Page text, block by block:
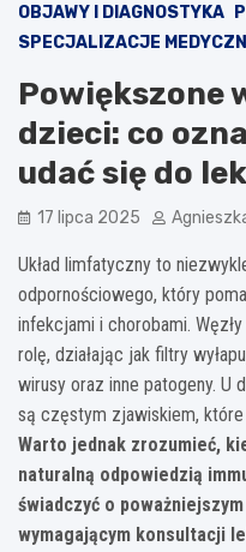
OBJAWY I DIAGNOSTYKA
SPECJALIZACJE
Powiększone
dzieci: co
udać się do
17 lipca 2025
Układ limfatyczny to
odpornościowego, który
infekcjami i chorobami.
rolę, działając jak filtry
wirusy oraz inne patogeny. U
są częstym zjawiskiem,
Warto jednak zrozumieć,
naturalną odpowiedzią
świadczyć o
wymagającym konsultacji